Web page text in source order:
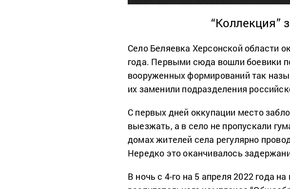
“Коллекция”
Село Беляевка Херсонской области
года. Первыми сюда вошли боевики
вооруженных формирований так
их заменили подразделения
С первых дней оккупации место
выезжать, а в село не пропускали
домах жителей села регулярно
Нередко это оканчивалось
В ночь с 4-го на 5 апреля 2022 года